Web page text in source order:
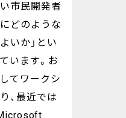
市民開発者
どのような
いか」とい
います。お
てワークシ
、最近では